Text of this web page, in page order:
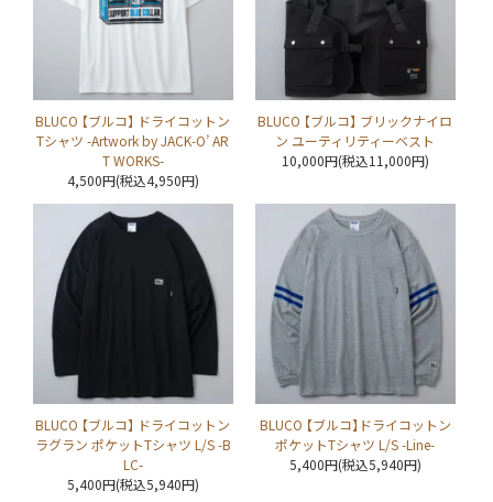
BLUCO 【ブルコ】 ドライコットン
Tシャツ -Artwork by JACK-O’ AR
T WORKS-
4,500円(税込4,950円)
BLUCO 【ブルコ】 ブリックナイロ
ン ユーティリティーベスト
10,000円(税込11,000円)
BLUCO 【ブルコ】 ドライコットン
ラグラン ポケットTシャツ L/S -B
LC-
5,400円(税込5,940円)
BLUCO 【ブルコ】ドライコットン
ポケットTシャツ L/S -Line-
5,400円(税込5,940円)